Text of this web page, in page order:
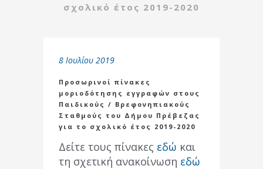
σχολικό έτος 2019-2020
8 Ιουλίου 2019
Προσωρινοί πίνακες
μοριοδότησης εγγραφών στους
Παιδικούς / Βρεφονηπιακούς
Σταθμούς του Δήμου Πρέβεζας
για το σχολικό έτος 2019-2020
Δείτε τους πίνακες εδώ και
τη σχετική ανακοίνωση εδώ